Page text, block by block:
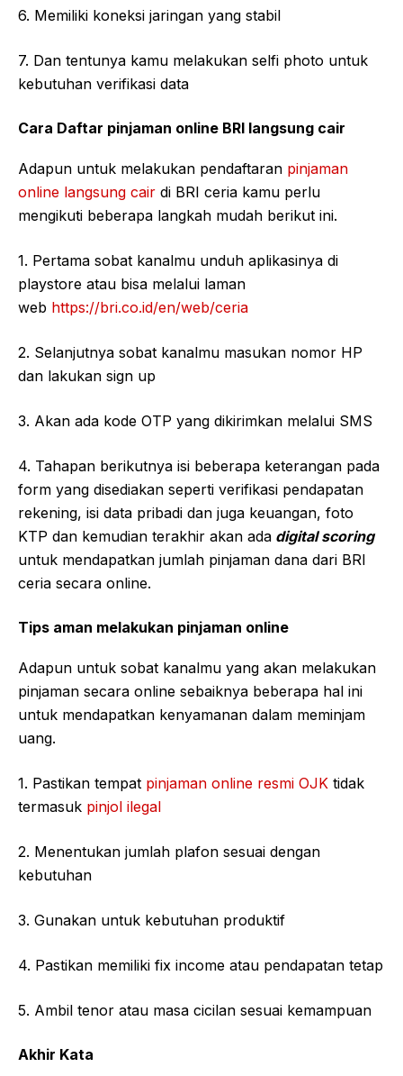
6. Memiliki koneksi jaringan yang stabil
7. Dan tentunya kamu melakukan selfi photo untuk
kebutuhan verifikasi data
Cara Daftar pinjaman online BRI langsung cair
Adapun untuk melakukan pendaftaran pinjaman
online langsung cair di BRI ceria kamu perlu
mengikuti beberapa langkah mudah berikut ini.
1. Pertama sobat kanalmu unduh aplikasinya di
playstore atau bisa melalui laman
web https://bri.co.id/en/web/ceria
2. Selanjutnya sobat kanalmu masukan nomor HP
dan lakukan sign up
3. Akan ada kode OTP yang dikirimkan melalui SMS
4. Tahapan berikutnya isi beberapa keterangan pada
form yang disediakan seperti verifikasi pendapatan
rekening, isi data pribadi dan juga keuangan, foto
KTP dan kemudian terakhir akan ada digital scoring
untuk mendapatkan jumlah pinjaman dana dari BRI
ceria secara online.
Tips aman melakukan pinjaman online
Adapun untuk sobat kanalmu yang akan melakukan
pinjaman secara online sebaiknya beberapa hal ini
untuk mendapatkan kenyamanan dalam meminjam
uang.
1. Pastikan tempat pinjaman online resmi OJK tidak
termasuk pinjol ilegal
2. Menentukan jumlah plafon sesuai dengan
kebutuhan
3. Gunakan untuk kebutuhan produktif
4. Pastikan memiliki fix income atau pendapatan tetap
5. Ambil tenor atau masa cicilan sesuai kemampuan
Akhir Kata